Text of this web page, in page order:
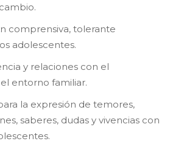
comprensiva, tolerante
adolescentes.
y relaciones con el
entorno familiar.
la expresión de temores,
saberes, dudas y vivencias con